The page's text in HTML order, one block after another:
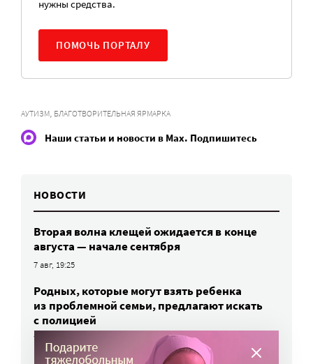
нужны средства.
ПОМОЧЬ ПОРТАЛУ
АУТИЗМ, БЛАГОТВОРИТЕЛЬНАЯ ЯРМАРКА
Наши статьи и новости в Max. Подпишитесь
НОВОСТИ
Вторая волна клещей ожидается в конце
августа — начале сентября
7 авг, 19:25
Родных, которые могут взять ребенка
из проблемной семьи, предлагают искать
с полицией
7 авг, 17:06